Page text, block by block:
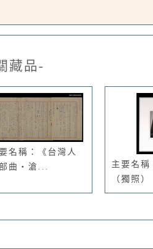
藏品-
名稱：《台灣人
曲‧滄...
主要名稱
（獨照）